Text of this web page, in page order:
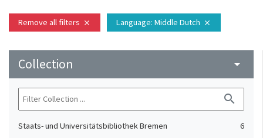
Remove all filters close Language: Middle Dutch close
Collection arrow_drop_down
search
Staats- und Universitätsbibliothek Bremen
6